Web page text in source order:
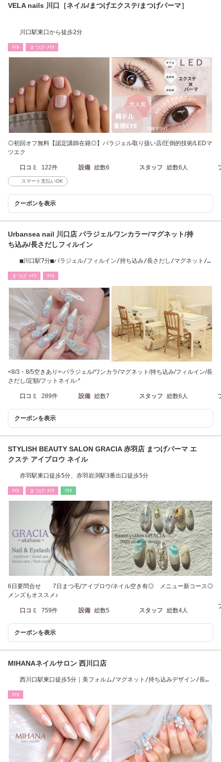
VELA nails 川口［ネイル/まつげエクステ/まつげパーマ］
川口駅東口から徒歩2分
ﾈｲﾙ まつげ･ﾒｲｸ
◎初回オフ無料【認定講師在籍◎】パラジェル取り扱い店/圧倒的技術/LEDマ
ツエク
口コミ 122件 設備 総数6 スタッフ 総数6人
スマート支払いOK
クーポンを表示
Urbansea nail 川口店 パラジェルワンカラー/マグネット/持
ち込み/長さだしフィルイン
■川口駅7分■パラジェル/フィルイン/持ち込み/長さだし/マグネット/フ
まつげ･ﾒｲｸ ﾈｲﾙ
<8/3・8/5空きあり>-パラジェル/ワンカラ/マグネット/持ち込み/フィルイン/長
さだし/定額/フットネイル-*
口コミ 289件 設備 総数7 スタッフ 総数6人
クーポンを表示
STYLISH BEAUTY SALON GRACIA 赤羽店 まつげパーマ エ
クステ アイブロウ ネイル
赤羽駅東口徒歩5分、赤羽岩渕駅3番出口徒歩5分
ﾈｲﾙ まつげ･ﾒｲｸ ﾘﾗｸ
6日要問合せ 7日まつ毛/アイブロウ/ネイル空き有◎ メニュー新コース◎
メンズもオススメ♪
口コミ 759件 設備 総数5 スタッフ 総数4人
クーポンを表示
MIHANAネイルサロン 西川口店
西川口駅東口徒歩5分｜美フォルム/マグネット/持ち込みデザイン/長さ
ﾈｲﾙ